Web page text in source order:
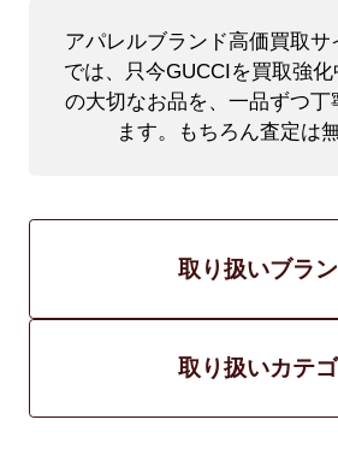
アパレルブランド高価買取サ
では、只今GUCCIを買取強化
の大切なお品を、一品ずつ丁
ます。もちろん査定は
取り扱いブラ
取り扱いカテ